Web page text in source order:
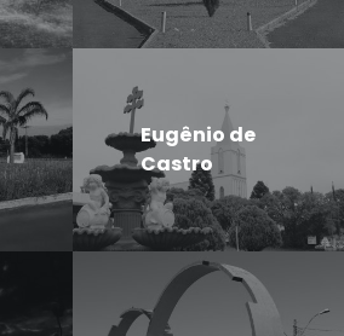
Eugênio de
Castro